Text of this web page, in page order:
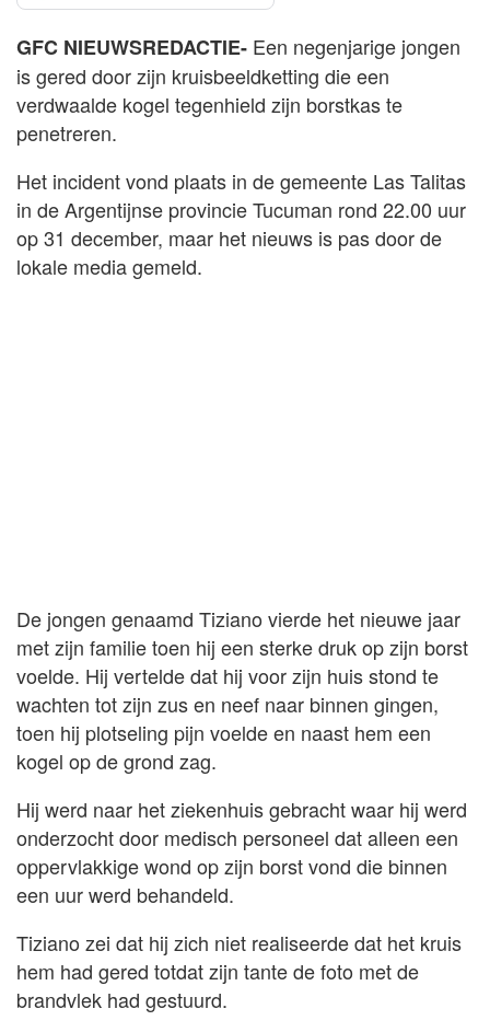
GFC NIEUWSREDACTIE- Een negenjarige jongen
is gered door zijn kruisbeeldketting die een
verdwaalde kogel tegenhield zijn borstkas te
penetreren.
Het incident vond plaats in de gemeente Las Talitas
in de Argentijnse provincie Tucuman rond 22.00 uur
op 31 december, maar het nieuws is pas door de
lokale media gemeld.
De jongen genaamd Tiziano vierde het nieuwe jaar
met zijn familie toen hij een sterke druk op zijn borst
voelde. Hij vertelde dat hij voor zijn huis stond te
wachten tot zijn zus en neef naar binnen gingen,
toen hij plotseling pijn voelde en naast hem een
kogel op de grond zag.
Hij werd naar het ziekenhuis gebracht waar hij werd
onderzocht door medisch personeel dat alleen een
oppervlakkige wond op zijn borst vond die binnen
een uur werd behandeld.
Tiziano zei dat hij zich niet realiseerde dat het kruis
hem had gered totdat zijn tante de foto met de
brandvlek had gestuurd.